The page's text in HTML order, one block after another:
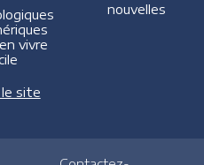
vivre
site
nouvelles